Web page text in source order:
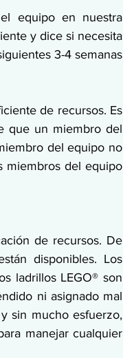
equipo en nuestra
y dice si necesita
3-4 semanas
de recursos. Es
que un miembro del
del equipo no
miembros del equipo
de recursos. De
disponibles. Los
ladrillos LEGO® son
ni asignado mal
sin mucho esfuerzo,
manejar cualquier